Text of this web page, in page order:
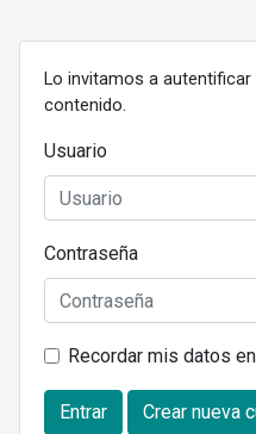
Lo invitamos a
contenido.
Usuario
Contraseña
Recordar mis datos
Entrar Crear nueva